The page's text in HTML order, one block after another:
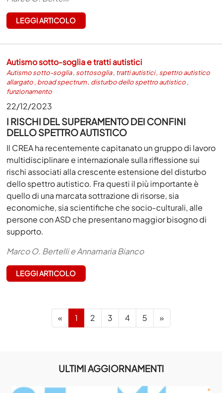
LEGGI ARTICOLO
Autismo sotto-soglia e tratti autistici
Autismo sotto-soglia, sottosoglia, tratti autistici, spettro autistico
allargato, broad spectrum, disturbo dello spettro autistico,
funzionamento
22/12/2023
I RISCHI DEL SUPERAMENTO DEI CONFINI
DELLO SPETTRO AUTISTICO
Il CREA ha recentemente capitanato un gruppo di lavoro
multidisciplinare e internazionale sulla riflessione sui
rischi associati alla crescente estensione del disturbo
dello spettro autistico. Fra questi il più importante è
quello di una marcata sottrazione di risorse, sia
economiche, sia scientifiche che socio-culturali, alle
persone con ASD che presentano maggior bisogno di
supporto.
Marco O. Bertelli e Annamaria Bianco
LEGGI ARTICOLO
« Previous
1 2 3 4 5 »
ULTIMI AGGIORNAMENTI